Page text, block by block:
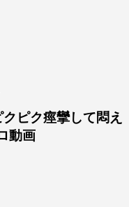
ピク痙攣して悶え
動画